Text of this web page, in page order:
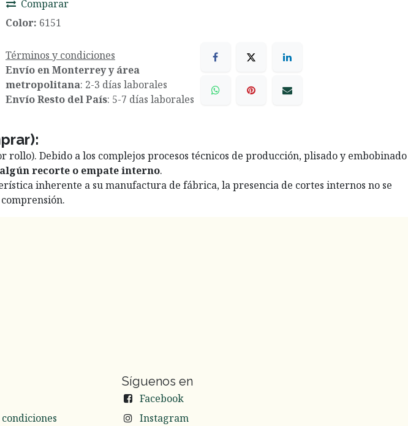
Comparar
Color: 6151
Términos y condiciones
Envío en Monterrey y área
metropolitana: 2-3 días laborales
Envío Resto del País: 5-7 días laborales
Debido a los complejos procesos técnicos de producción, plisado y embobinado
recorte o empate interno.
inherente a su manufactura de fábrica, la presencia de cortes internos no se
Síguenos en
Facebook
Instagram